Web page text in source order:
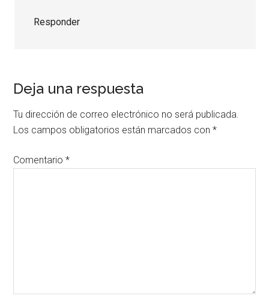
Responder
Deja una respuesta
Tu dirección de correo electrónico no será publicada.
Los campos obligatorios están marcados con*
Comentario*